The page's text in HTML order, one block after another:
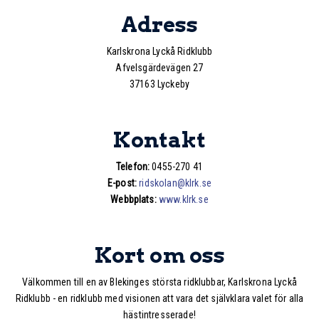
Adress
Karlskrona Lyckå Ridklubb
Afvelsgärdevägen 27
37163 Lyckeby
Kontakt
Telefon:0455-270 41
E-post: ridskolan@klrk.se
Webbplats:www.klrk.se
Kort om oss
Välkommen till en av Blekinges största ridklubbar, Karlskrona Lyckå
Ridklubb - en ridklubb med visionen att vara det självklara valet för alla
hästintresserade!